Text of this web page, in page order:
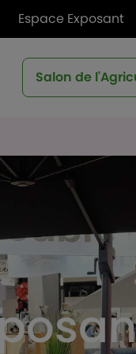
Espace Exposant
Salon de